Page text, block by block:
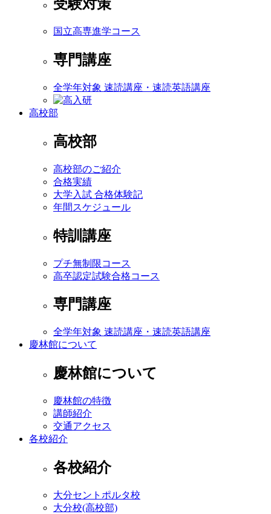
受験対策
国立高専進学コース
専門講座
全学年対象 速読講座・速読英語講座
高校部
高校部
高校部のご紹介
合格実績
大学入試 合格体験記
年間スケジュール
特訓講座
プチ無制限コース
高卒認定試験合格コース
専門講座
全学年対象 速読講座・速読英語講座
慶林館について
慶林館について
慶林館の特徴
講師紹介
交通アクセス
各校紹介
各校紹介
大分セントポルタ校
大分校(高校部)